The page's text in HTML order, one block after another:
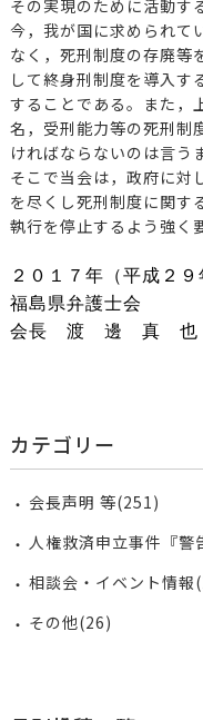
その実現のために活動す
今，我が国に求められて
なく，死刑制度の存廃等
して終身刑制度を導入す
することである。また，
名，受刑能力等の死刑制
ければならないのは言う
そこで当会は，政府に対
を尽くし死刑制度に関す
執行を停止するよう強く
２０１７年（平成２
福島県弁護士会
会長 渡 邊 真 也
カテゴリー
会長声明 等(251)
人権救済申立事件『
相談会・イベント情報
その他(26)